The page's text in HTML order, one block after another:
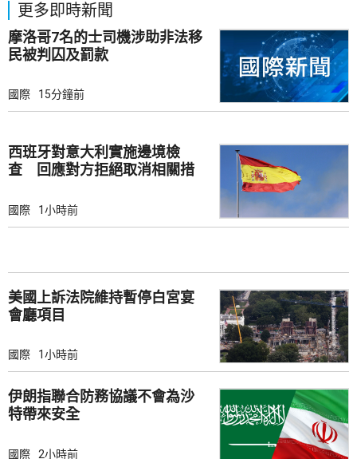
更多即時新聞
摩洛哥7名的士司機涉助非法移
民被判囚及罰款
國際 15分鐘前
西班牙對意大利實施邊境檢
查 回應對方拒絕取消相關措
國際 1小時前
美國上訴法院維持暫停白宮宴
會廳項目
國際 1小時前
伊朗指聯合防務協議不會為沙
特帶來安全
國際 2小時前